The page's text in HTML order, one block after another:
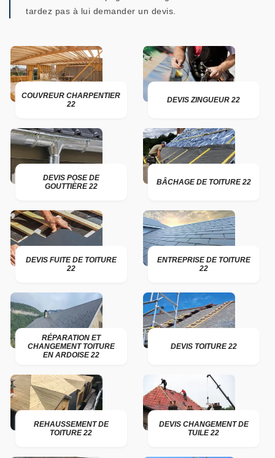
tardez pas à lui demander un devis.
COUVREUR CHARPENTIER
22
DEVIS ZINGUEUR 22
DEVIS POSE DE
GOUTTIÈRE 22
BÂCHAGE DE TOITURE 22
DEVIS FUITE DE TOITURE
22
ENTREPRISE DE TOITURE
22
RÉPARATION ET
CHANGEMENT TOITURE
EN ARDOISE 22
DEVIS TOITURE 22
REHAUSSEMENT DE
TOITURE 22
DEVIS CHANGEMENT DE
TUILE 22